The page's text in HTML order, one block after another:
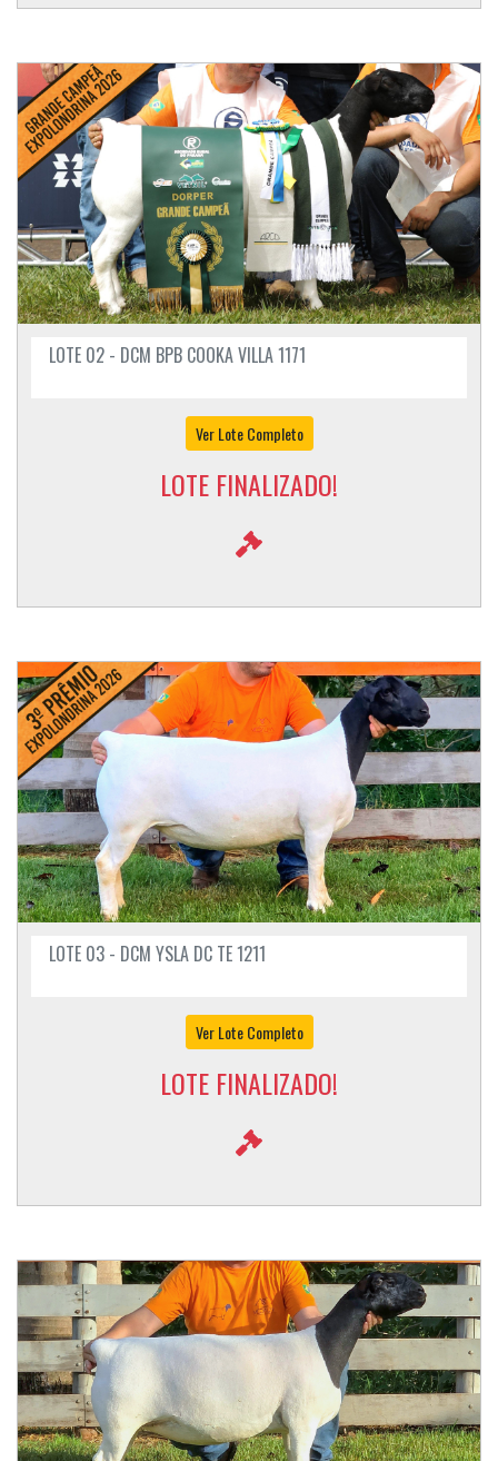
LOTE 02 - DCM BPB COOKA VILLA 1171
Ver Lote Completo
LOTE FINALIZADO!
LOTE 03 - DCM YSLA DC TE 1211
Ver Lote Completo
LOTE FINALIZADO!